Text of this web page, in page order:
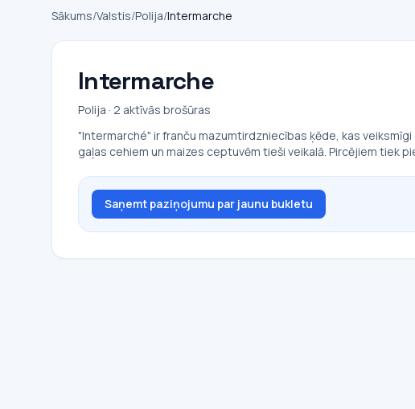
Sākums/Valstis/Polija/Intermarche
Intermarche
Polija · 2 aktīvās brošūras
"Intermarché" ir franču mazumtirdzniecības ķēde, kas
gaļas cehiem un maizes ceptuvēm tieši veikalā. Pircējiem tiek
Saņemt paziņojumu par jaunu bukletu